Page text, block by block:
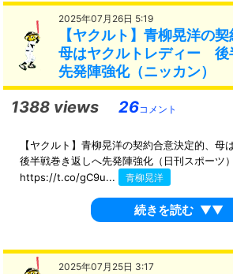
2025年07月26日 5:19
【ヤクルト】青柳晃洋の契
母はヤクルトレディー 後
先発陣強化（ニッカン）
1388 views 26コメント
【ヤクルト】青柳晃洋の契約合意決定的、
後半戦巻き返しへ先発陣強化（日刊スポーツ
https://t.co/gC9u...
青柳晃洋
続きを読む ▼▼
2025年07月25日 3:17